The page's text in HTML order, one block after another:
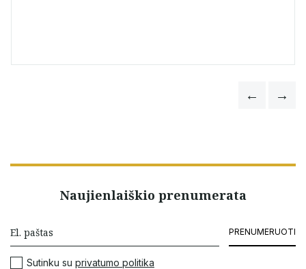
Naujienlaiškio prenumerata
PRENUMERUOTI
Sutinku su privatumo politika